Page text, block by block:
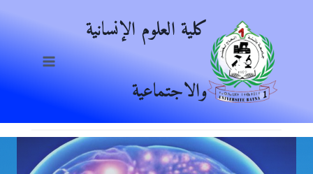
content
كلية العلوم الإنسانية
والاجتماعية